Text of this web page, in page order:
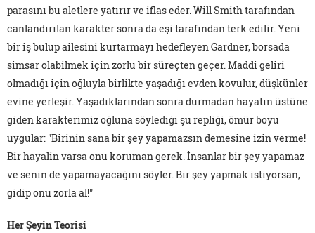
parasını bu aletlere yatırır ve iflas eder. Will Smith tarafından
canlandırılan karakter sonra da eşi tarafından terk edilir. Yeni
bir iş bulup ailesini kurtarmayı hedefleyen Gardner, borsada
simsar olabilmek için zorlu bir süreçten geçer. Maddi geliri
olmadığı için oğluyla birlikte yaşadığı evden kovulur, düşkünler
evine yerleşir. Yaşadıklarından sonra durmadan hayatın üstüne
giden karakterimiz oğluna söylediği şu repliği, ömür boyu
uygular: "Birinin sana bir şey yapamazsın demesine izin verme!
Bir hayalin varsa onu koruman gerek. İnsanlar bir şey yapamaz
ve senin de yapamayacağını söyler. Bir şey yapmak istiyorsan,
gidip onu zorla al!"
Her Şeyin Teorisi